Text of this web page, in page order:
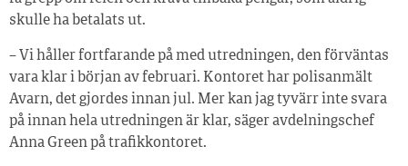
skulle ha betalats ut.
– Vi håller fortfarande på med utredningen, den förväntas
vara klar i början av februari. Kontoret har polisanmält
Avarn, det gjordes innan jul. Mer kan jag tyvärr inte svara
på innan hela utredningen är klar, säger avdelningschef
Anna Green på trafikkontoret.